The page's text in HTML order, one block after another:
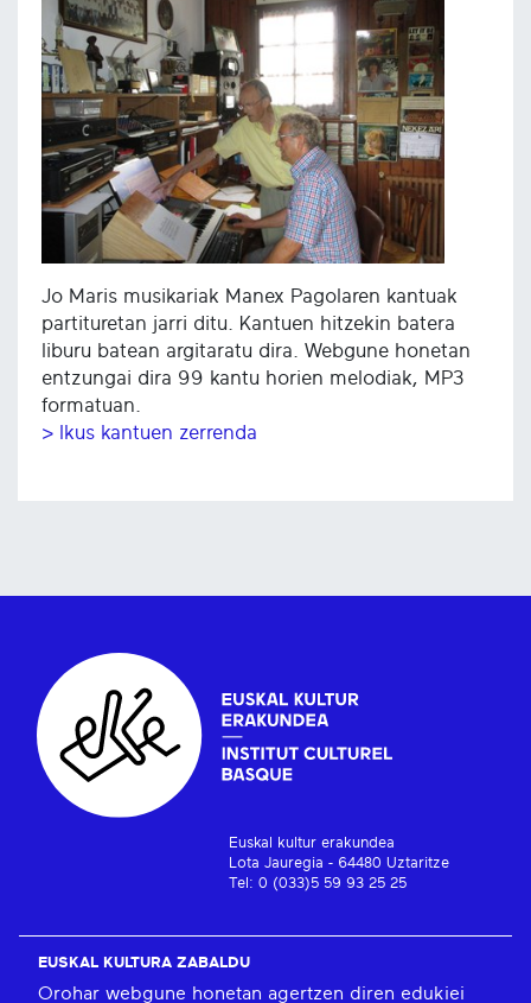
Jo Maris musikariak Manex Pagolaren kantuak
partituretan jarri ditu. Kantuen hitzekin batera
liburu batean argitaratu dira. Webgune honetan
entzungai dira 99 kantu horien melodiak, MP3
formatuan.
> Ikus kantuen zerrenda
Euskal kultur erakundea
Lota Jauregia - 64480 Uztaritze
Tel: 0 (033)5 59 93 25 25
EUSKAL KULTURA ZABALDU
Orohar webgune honetan agertzen diren edukiei